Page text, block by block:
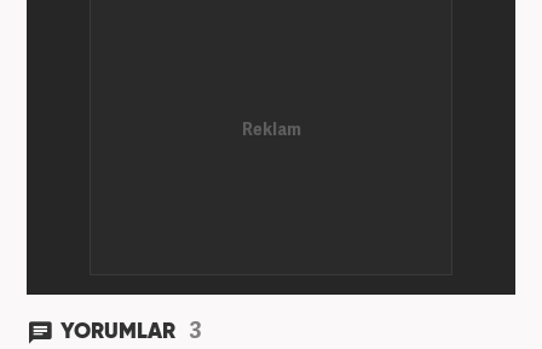
YORUMLAR 3